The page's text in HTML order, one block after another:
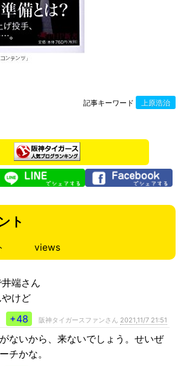
記事キーワード 上原浩治
ト
views
端さん
けど
+48
阪神タイガースファンさん 2021,11/7 21:51
ないから、来ないでしょう。せいぜ
チかな。